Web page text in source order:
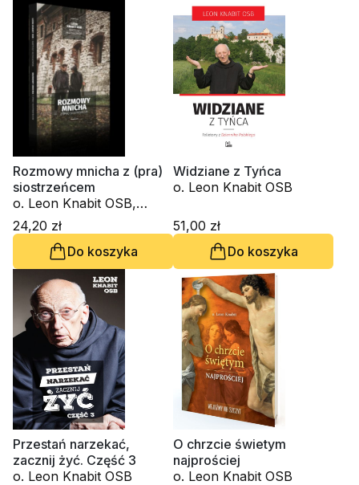
Rozmowy mnicha z (pra)
siostrzeńcem
o. Leon Knabit OSB,
Bartosz Michałowski
24,20 zł
Do koszyka
Widziane z Tyńca
o. Leon Knabit OSB
51,00 zł
Do koszyka
Przestań narzekać,
zacznij żyć. Część 3
o. Leon Knabit OSB
O chrzcie świetym
najprościej
o. Leon Knabit OSB